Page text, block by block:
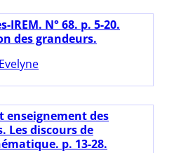
IREM. N° 68. p. 5-20.
des grandeurs.
enseignement des
Les discours de
p. 13-28.